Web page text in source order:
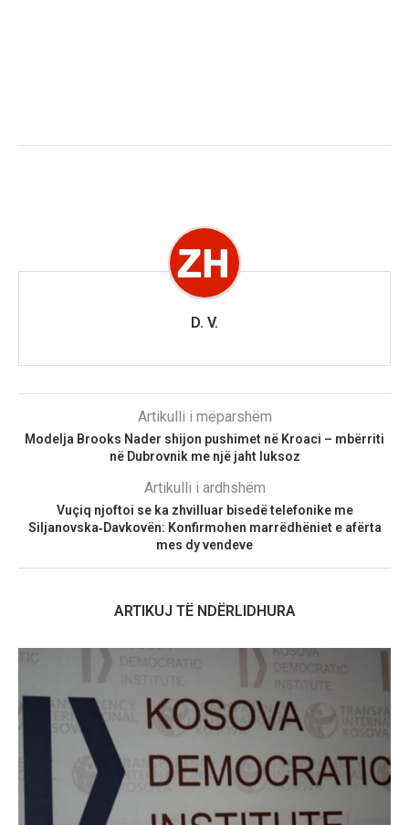
D. V.
Artikulli i mëparshëm
Modelja Brooks Nader shijon pushimet në Kroaci – mbërriti
në Dubrovnik me një jaht luksoz
Artikulli i ardhshëm
Vuçiq njoftoi se ka zhvilluar bisedë telefonike me
Siljanovska‑Davkovën: Konfirmohen marrëdhëniet e afërta
mes dy vendeve
ARTIKUJ TË NDËRLIDHURA